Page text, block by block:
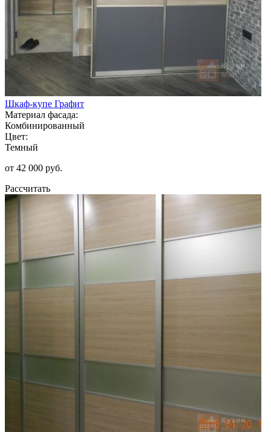
Шкаф-купе Графит
Материал фасада:
Комбинированный
Цвет:
Темный
от 42 000 руб.
Рассчитать